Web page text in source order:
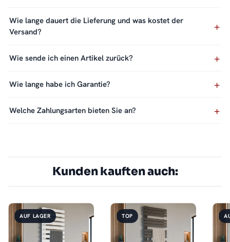
Wie lange dauert die Lieferung und was kostet der
Versand?
Wie sende ich einen Artikel zurück?
Wie lange habe ich Garantie?
Welche Zahlungsarten bieten Sie an?
Kunden kauften auch:
AUF LAGER TOP